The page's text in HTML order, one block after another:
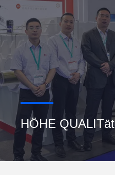
HÖHE QUALITät